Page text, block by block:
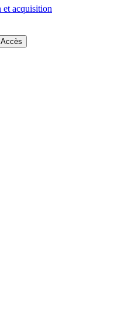
et acquisition